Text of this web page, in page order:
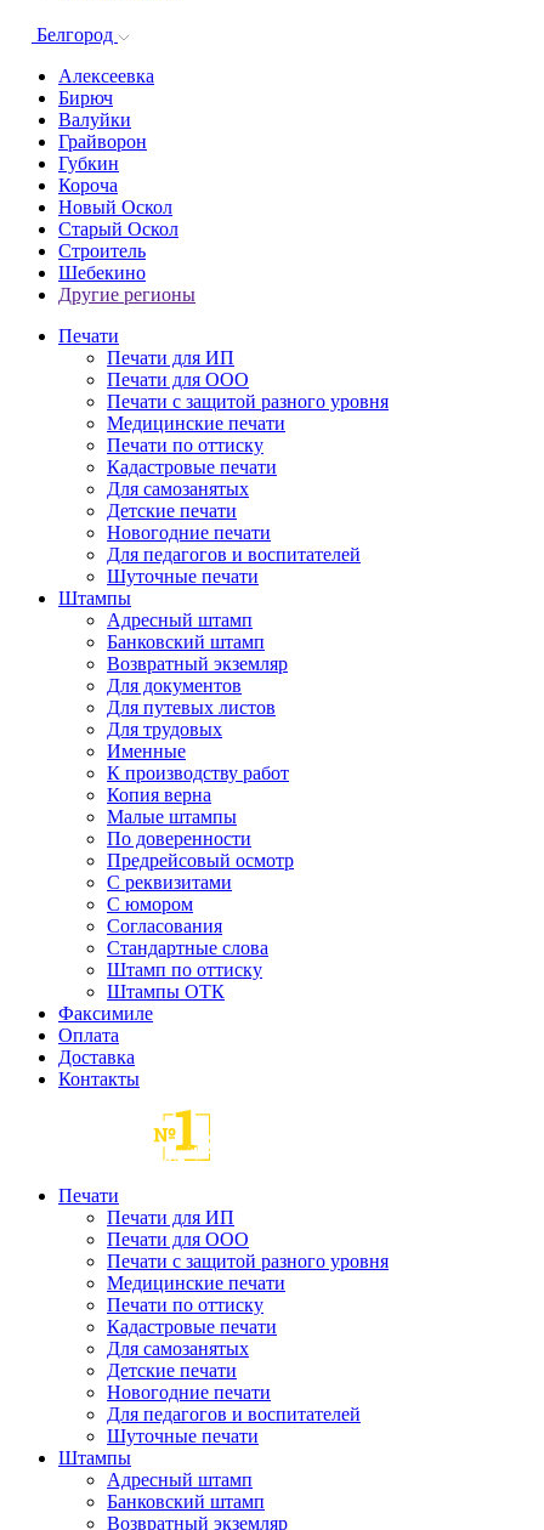
Белгород
Алексеевка
Бирюч
Валуйки
Грайворон
Губкин
Короча
Новый Оскол
Старый Оскол
Строитель
Шебекино
Другие регионы
Печати
Печати для ИП
Печати для ООО
Печати с защитой разного уровня
Медицинские печати
Печати по оттиску
Кадастровые печати
Для самозанятых
Детские печати
Новогодние печати
Для педагогов и воспитателей
Шуточные печати
Штампы
Адресный штамп
Банковский штамп
Возвратный экземляр
Для документов
Для путевых листов
Для трудовых
Именные
К производству работ
Копия верна
Малые штампы
По доверенности
Предрейсовый осмотр
С реквизитами
С юмором
Согласования
Стандартные слова
Штамп по оттиску
Штампы ОТК
Факсимиле
Оплата
Доставка
Контакты
Печати
Печати для ИП
Печати для ООО
Печати с защитой разного уровня
Медицинские печати
Печати по оттиску
Кадастровые печати
Для самозанятых
Детские печати
Новогодние печати
Для педагогов и воспитателей
Шуточные печати
Штампы
Адресный штамп
Банковский штамп
Возвратный экземляр